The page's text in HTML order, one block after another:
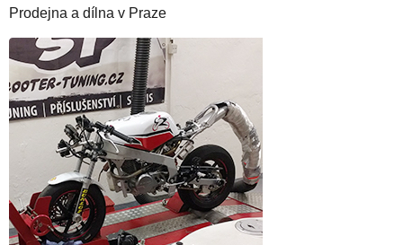
Prodejna a dílna v Praze